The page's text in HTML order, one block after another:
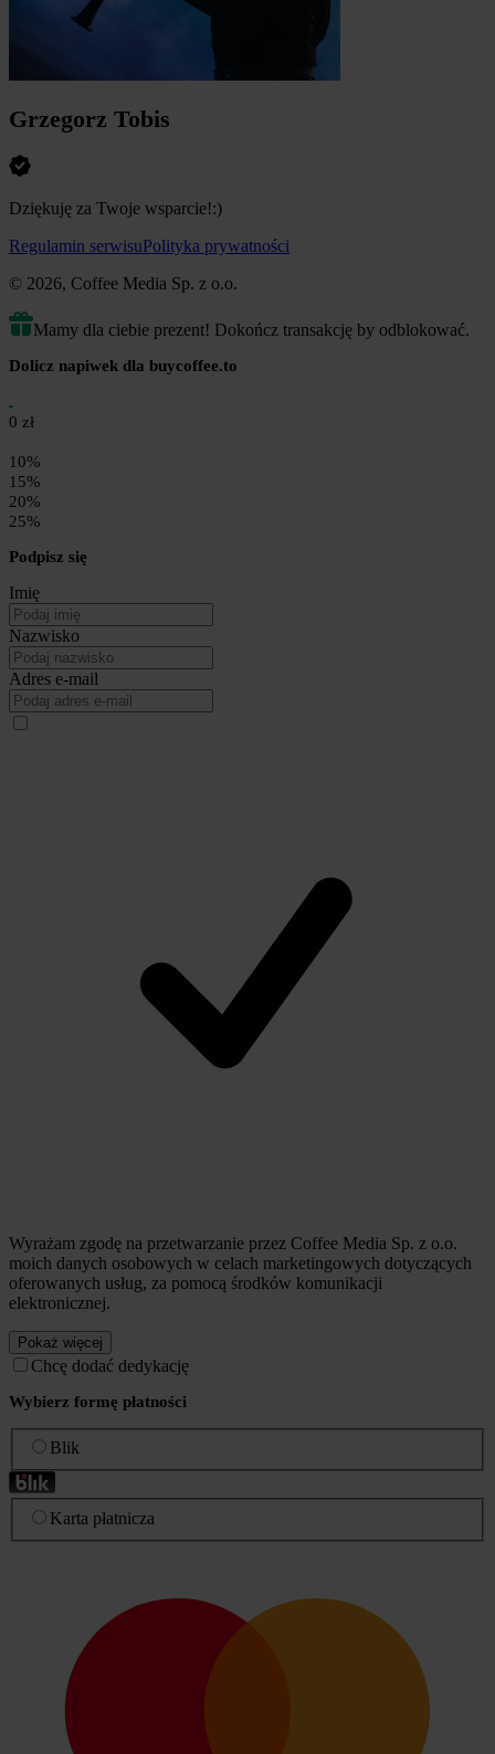
Grzegorz Tobis
Dziękuję za Twoje wsparcie!:)
Regulamin serwisuPolityka prywatności
© 2026, Coffee Media Sp. z o.o.
Mamy dla ciebie prezent! Dokończ transakcję by odblokować.
Dolicz napiwek dla buycoffee.to
0 zł
10%
15%
20%
25%
Podpisz się
Imię
Nazwisko
Adres e-mail
Wyrażam zgodę na przetwarzanie przez Coffee Media Sp. z o.o.
moich danych osobowych w celach marketingowych dotyczących
oferowanych usług, za pomocą środków komunikacji
elektronicznej.
Pokaż więcej
Chcę dodać dedykację
Wybierz formę płatności
Blik
Karta płatnicza